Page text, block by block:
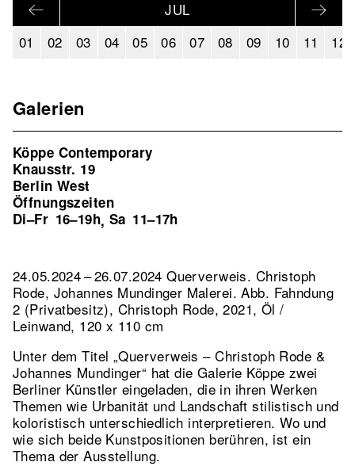
JUL
01
02 03 04 05 06 07 08 09 10 11 12
Galerien
Köppe Contemporary
Knausstr. 19
Berlin West
Öffnungszeiten
Di–Fr 16–19h, Sa 11–17h
24.05.2024 – 26.07.2024 Querverweis. Christoph
Rode, Johannes Mundinger Malerei.Abb. Fahndung
2 (Privatbesitz), Christoph Rode, 2021, Öl /
Leinwand, 120 x 110 cm
Unter dem Titel „Querverweis – Christoph Rode &
Johannes Mundinger“ hat die Galerie Köppe zwei
Berliner Künstler eingeladen, die in ihren Werken
Themen wie Urbanität und Landschaft stilistisch und
koloristisch unterschiedlich interpretieren. Wo und
wie sich beide Kunstpositionen berühren, ist ein
Thema der Ausstellung.